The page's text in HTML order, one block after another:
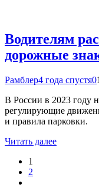
Водителям
дорожные
Рамблер4 года спустя0
В России в 2023 году
регулирующие
и правила парковки.
Читать далее
1
2